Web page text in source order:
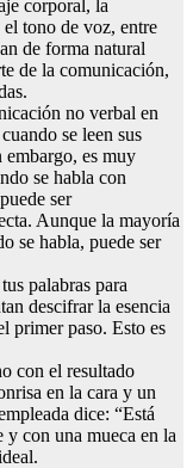
corporal, la
tono de voz, entre
de forma natural
de la comunicación,
no verbal en
se leen sus
embargo, es muy
se habla con
ser
Aunque la mayoría
se habla, puede ser
palabras para
descifrar la esencia
primer paso. Esto es
con el resultado
en la cara y un
dice: “Está
con una mueca en la